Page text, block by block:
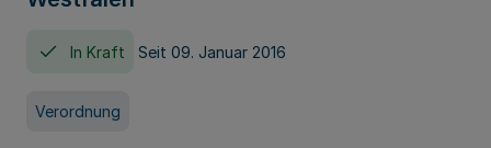
In Kraft Seit 09. Januar 2016
Verordnung